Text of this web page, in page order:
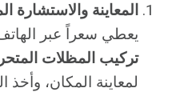
المعاينة والاستشارة
يعطي سعراً عبر
تركيب المظلات
لمعاينة المكان،